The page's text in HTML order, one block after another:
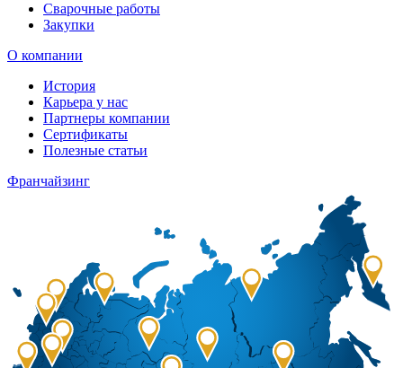
Сварочные работы
Закупки
О компании
История
Карьера у нас
Партнеры компании
Сертификаты
Полезные статьи
Франчайзинг